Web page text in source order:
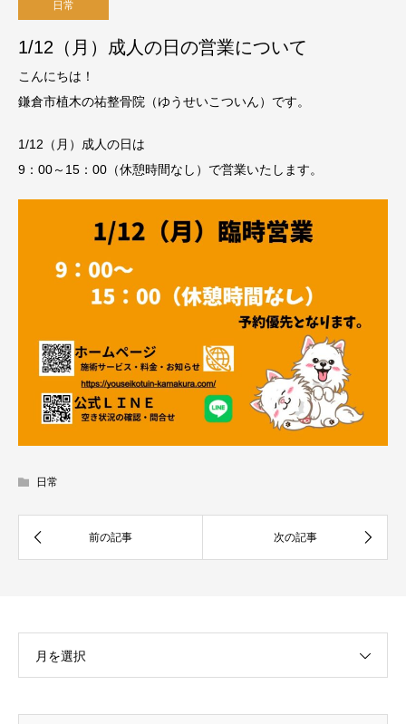
日常
1/12（月）成人の日の営業について
こんにちは！
鎌倉市植木の祐整骨院（ゆうせいこついん）です。
1/12（月）成人の日は
9：00～15：00（休憩時間なし）で営業いたします。
日常
月を選択